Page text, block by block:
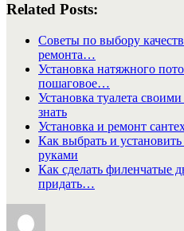
Related Posts:
Советы по выбору
ремонта…
Установка натяжного
пошаговое…
Установка туалета
знать
Установка и ремонт
Как выбрать и
руками
Как сделать филенчатые
придать…